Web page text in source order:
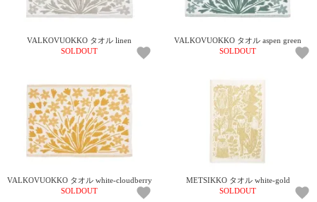
VALKOVUOKKO タオル linen
SOLDOUT
VALKOVUOKKO タオル aspen green
SOLDOUT
VALKOVUOKKO タオル white-cloudberry
SOLDOUT
METSIKKO タオル white-gold
SOLDOUT